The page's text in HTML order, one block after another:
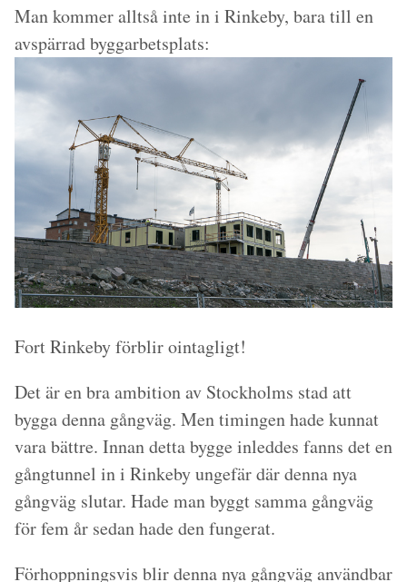
Man kommer alltså inte in i Rinkeby, bara till en
avspärrad byggarbetsplats:
Fort Rinkeby förblir ointagligt!
Det är en bra ambition av Stockholms stad att
bygga denna gångväg. Men timingen hade kunnat
vara bättre. Innan detta bygge inleddes fanns det en
gångtunnel in i Rinkeby ungefär där denna nya
gångväg slutar. Hade man byggt samma gångväg
för fem år sedan hade den fungerat.
Förhoppningsvis blir denna nya gångväg användbar